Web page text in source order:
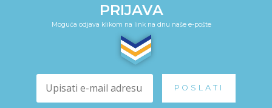
PRIJAVA
Moguća odjava klikom na link na dnu naše e-pošte